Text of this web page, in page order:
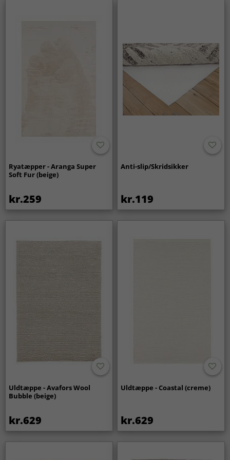
Ryatæpper - Aranga Super
Soft Fur (beige)
kr.259
Anti-slip/Skridsikker
kr.119
Uldtæppe - Avafors Wool
Bubble (beige)
kr.629
Uldtæppe - Coastal (creme)
kr.629